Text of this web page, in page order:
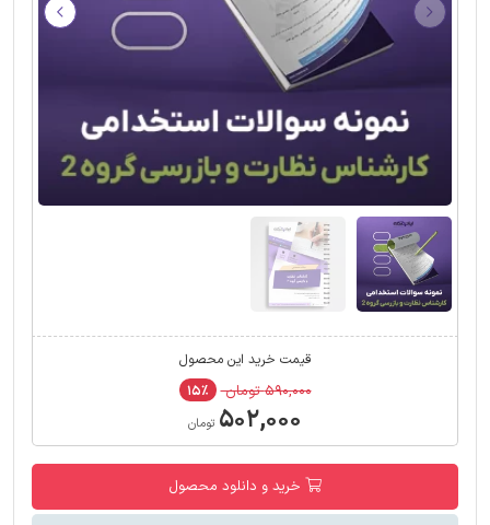
قیمت خرید این محصول
۵۹۰,۰۰۰ تومان ۱۵٪
۵۰۲,۰۰۰ تومان
خرید و دانلود محصول